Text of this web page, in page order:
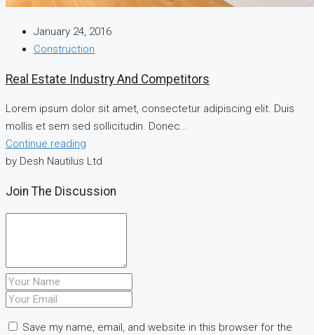
January 24, 2016
Construction
Real Estate Industry And Competitors
Lorem ipsum dolor sit amet, consectetur adipiscing elit. Duis
mollis et sem sed sollicitudin. Donec...
Continue reading
by Desh Nautilus Ltd
Join The Discussion
Save my name, email, and website in this browser for the